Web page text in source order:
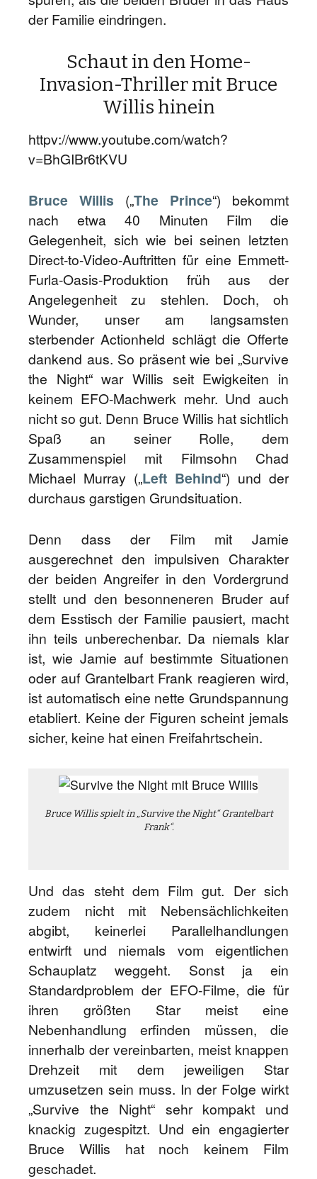
der Familie eindringen.
Schaut in den Home-
Invasion-Thriller mit Bruce
Willis hinein
httpv://www.youtube.com/watch?
v=BhGIBr6tKVU
Bruce Willis („The Prince“) bekommt
nach etwa 40 Minuten Film die
Gelegenheit, sich wie bei seinen letzten
Direct-to-Video-Auftritten für eine Emmett-
Furla-Oasis-Produktion früh aus der
Angelegenheit zu stehlen. Doch, oh
Wunder, unser am langsamsten
sterbender Actionheld schlägt die Offerte
dankend aus. So präsent wie bei „Survive
the Night“ war Willis seit Ewigkeiten in
keinem EFO-Machwerk mehr. Und auch
nicht so gut. Denn Bruce Willis hat sichtlich
Spaß an seiner Rolle, dem
Zusammenspiel mit Filmsohn Chad
Michael Murray („Left Behind“) und der
durchaus garstigen Grundsituation.
Denn dass der Film mit Jamie
ausgerechnet den impulsiven Charakter
der beiden Angreifer in den Vordergrund
stellt und den besonneneren Bruder auf
dem Esstisch der Familie pausiert, macht
ihn teils unberechenbar. Da niemals klar
ist, wie Jamie auf bestimmte Situationen
oder auf Grantelbart Frank reagieren wird,
ist automatisch eine nette Grundspannung
etabliert. Keine der Figuren scheint jemals
sicher, keine hat einen Freifahrtschein.
Bruce Willis spielt in „Survive the Night“ Grantelbart
Frank“.
Und das steht dem Film gut. Der sich
zudem nicht mit Nebensächlichkeiten
abgibt, keinerlei Parallelhandlungen
entwirft und niemals vom eigentlichen
Schauplatz weggeht. Sonst ja ein
Standardproblem der EFO-Filme, die für
ihren größten Star meist eine
Nebenhandlung erfinden müssen, die
innerhalb der vereinbarten, meist knappen
Drehzeit mit dem jeweiligen Star
umzusetzen sein muss. In der Folge wirkt
„Survive the Night“ sehr kompakt und
knackig zugespitzt. Und ein engagierter
Bruce Willis hat noch keinem Film
geschadet.